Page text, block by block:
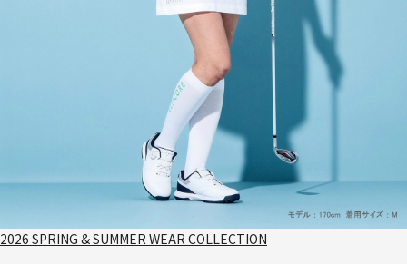
2026 SPRING & SUMMER WEAR COLLECTION